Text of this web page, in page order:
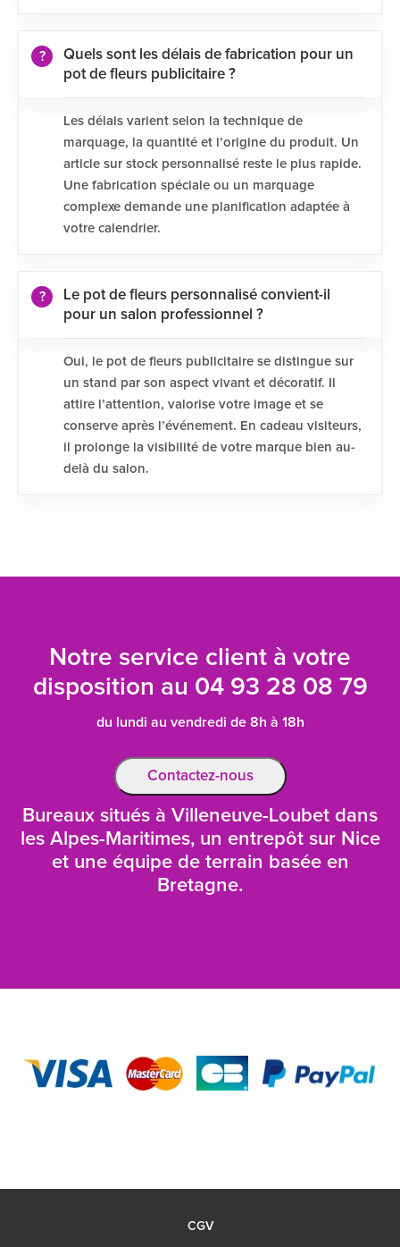
Quels sont les délais de fabrication pour un
pot de fleurs publicitaire ?
Les délais varient selon la technique de
marquage, la quantité et l’origine du produit. Un
article sur stock personnalisé reste le plus rapide.
Une fabrication spéciale ou un marquage
complexe demande une planification adaptée à
votre calendrier.
Le pot de fleurs personnalisé convient-il
pour un salon professionnel ?
Oui, le pot de fleurs publicitaire se distingue sur
un stand par son aspect vivant et décoratif. Il
attire l’attention, valorise votre image et se
conserve après l’événement. En cadeau visiteurs,
il prolonge la visibilité de votre marque bien au-
delà du salon.
Notre service client à votre
disposition au 04 93 28 08 79
du lundi au vendredi de 8h à 18h
Contactez-nous
Bureaux situés à Villeneuve-Loubet dans
les Alpes-Maritimes, un entrepôt sur Nice
et une équipe de terrain basée en
Bretagne.
CGV